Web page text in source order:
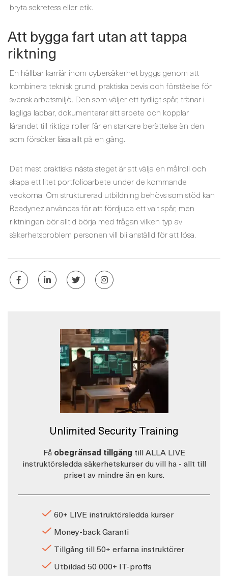
bryta sekretess eller etik.
Att bygga fart utan att tappa
riktning
En hållbar karriär inom cybersäkerhet byggs genom att
kombinera teknisk grund, praktiska bevis och förståelse för
svensk arbetsmiljö. Den som väljer ett tydligt spår, tränar i
lagliga labbar, dokumenterar sitt arbete och kopplar
lärandet till riktiga roller får en starkare berättelse än den
som försöker läsa allt på en gång.
Det mest praktiska nästa steget är att välja en målroll och
skapa ett litet portfolioarbete under de kommande
veckorna. Om strukturerad utbildning behövs som stöd kan
Readynez användas för att fördjupa ett valt spår, men
riktningen bör alltid börja med frågan vilken typ av
säkerhetsproblem personen vill bli anställd för att lösa.
Unlimited Security Training
Få obegränsad tillgång till ALLA LIVE
instruktörsledda säkerhetskurser du vill ha - allt till
priset av mindre än en kurs.
60+ LIVE instruktörsledda kurser
Money-back Garanti
Tillgång till 50+ erfarna instruktörer
Utbildad 50 000+ IT-proffs